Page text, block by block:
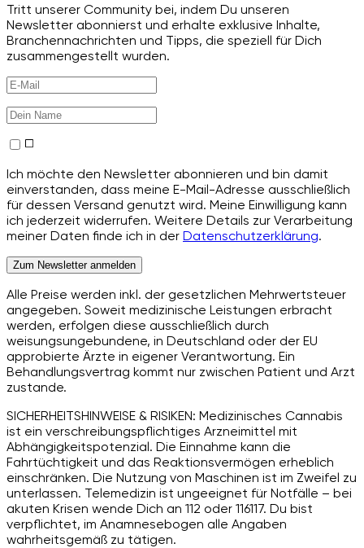
Tritt unserer Community bei, indem Du unseren
Newsletter abonnierst und erhalte exklusive Inhalte,
Branchennachrichten und Tipps, die speziell für Dich
zusammengestellt wurden.
Ich möchte den Newsletter abonnieren und bin damit
einverstanden, dass meine E-Mail-Adresse ausschließlich
für dessen Versand genutzt wird. Meine Einwilligung kann
ich jederzeit widerrufen. Weitere Details zur Verarbeitung
meiner Daten finde ich in der Datenschutzerklärung.
Zum Newsletter anmelden
Alle Preise werden inkl. der gesetzlichen Mehrwertsteuer
angegeben. Soweit medizinische Leistungen erbracht
werden, erfolgen diese ausschließlich durch
weisungsungebundene, in Deutschland oder der EU
approbierte Ärzte in eigener Verantwortung. Ein
Behandlungsvertrag kommt nur zwischen Patient und Arzt
zustande.
SICHERHEITSHINWEISE & RISIKEN: Medizinisches Cannabis
ist ein verschreibungspflichtiges Arzneimittel mit
Abhängigkeitspotenzial. Die Einnahme kann die
Fahrtüchtigkeit und das Reaktionsvermögen erheblich
einschränken. Die Nutzung von Maschinen ist im Zweifel zu
unterlassen. Telemedizin ist ungeeignet für Notfälle – bei
akuten Krisen wende Dich an 112 oder 116117. Du bist
verpflichtet, im Anamnesebogen alle Angaben
wahrheitsgemäß zu tätigen.